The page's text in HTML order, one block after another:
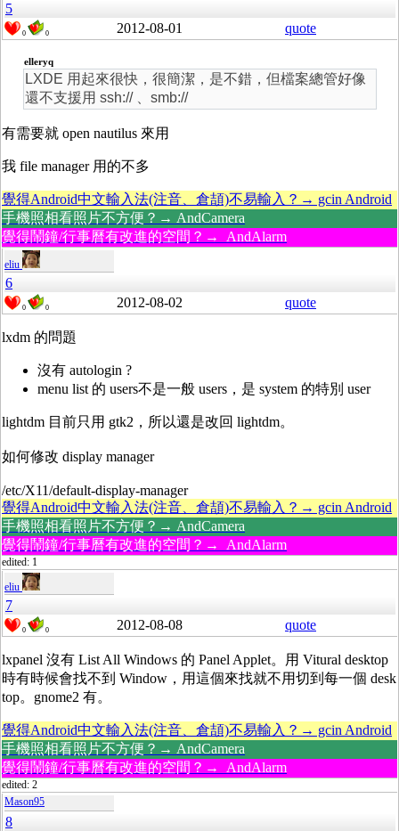
5
0 0 2012-08-01 quote
elleryq
LXDE 用起來很快，很簡潔，是不錯，但檔案總管好像
還不支援用 ssh:// 、smb://
有需要就 open nautilus 來用
我 file manager 用的不多
覺得Android中文輸入法(注音、倉頡)不易輸入？→ gcin Android
手機照相看照片不方便？→ AndCamera
覺得鬧鐘/行事曆有改進的空間？→ AndAlarm
eliu
6
0 0 2012-08-02 quote
lxdm 的問題
沒有 autologin ?
menu list 的 users不是一般 users，是 system 的特別 user
lightdm 目前只用 gtk2，所以還是改回 lightdm。
如何修改 display manager
/etc/X11/default-display-manager
覺得Android中文輸入法(注音、倉頡)不易輸入？→ gcin Android
手機照相看照片不方便？→ AndCamera
覺得鬧鐘/行事曆有改進的空間？→ AndAlarm
edited: 1
eliu
7
0 0 2012-08-08 quote
lxpanel 沒有 List All Windows 的 Panel Applet。用 Vitural desktop
時有時候會找不到 Window，用這個來找就不用切到每一個 desk
top。gnome2 有。
覺得Android中文輸入法(注音、倉頡)不易輸入？→ gcin Android
手機照相看照片不方便？→ AndCamera
覺得鬧鐘/行事曆有改進的空間？→ AndAlarm
edited: 2
Mason95
8